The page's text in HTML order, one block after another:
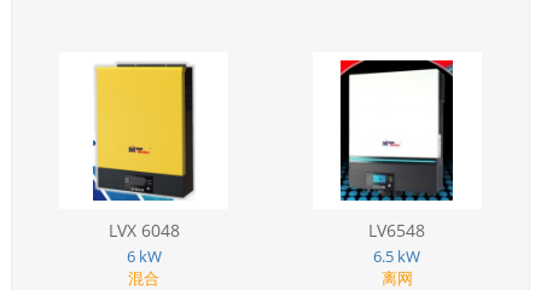
LVX 6048
6 kW
混合
LV6548
6.5 kW
离网